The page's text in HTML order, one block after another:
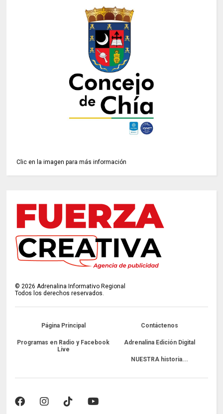
Clic en la imagen para más información
©2026 Adrenalina Informativo Regional
Todos los derechos reservados.
Página Principal Contáctenos
Programas en Radio y Facebook
Live
Adrenalina Edición Digital
NUESTRA historia...